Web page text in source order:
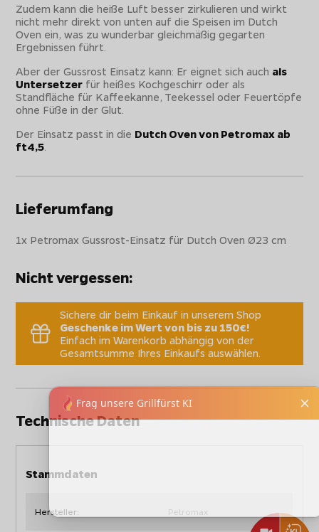
Zudem kann die heiße Luft besser zirkulieren und wirkt
nicht mehr direkt von unten auf die Speisen im Dutch
Oven ein, was zu wunderbar gleichmäßig gegarten
Ergebnissen führt.
Aber der Gussrost Einsatz kann: Er eignet sich auch als
Untersetzer für heißes Kochgeschirr oder als
Standfläche für Kaffeekanne, Teekessel oder Feuertöpfe
ohne Füße in der Glut.
Der Einsatz passt in die Dutch Oven von Petromax ab
ft4,5
Lieferumfang
1x Petromax Gussrost-Einsatz für Dutch Oven Ø23 cm
Nicht vergessen:
Sichere dir beim Einkauf in unserem Shop
Geschenke im Wert von bis zu 150€!
Einfach im Warenkorb abhängig von der
Gesamtsumme Ihres Einkaufs auswählen.
Technische Daten
Stammdaten
Hersteller: Petromax